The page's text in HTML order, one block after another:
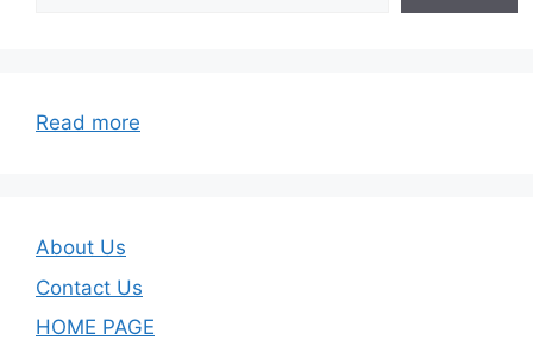
Read more
About Us
Contact Us
HOME PAGE